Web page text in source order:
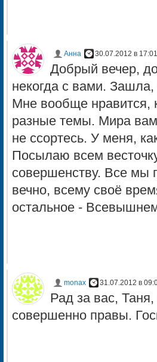
Анна 30.07.2012 в 17:01
Добрый вечер,
некогда с вами.
Мне вообще нравится,
разные темы. Мира
не ссортесь. У меня,
Посылаю всем
совершенству. Все мы
вечно, всему своё
остальное -
monax 31.07.2012 в
Рад за вас,
совершенно правы.